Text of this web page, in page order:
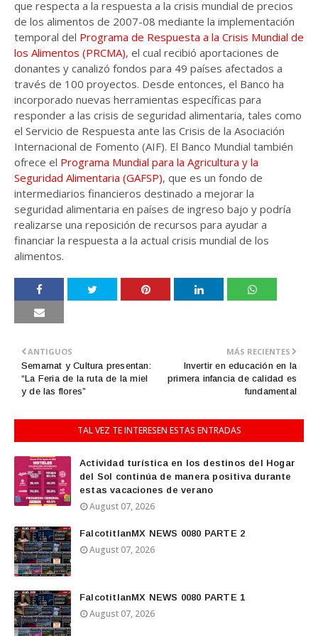
que respecta a la respuesta a la crisis mundial de precios
de los alimentos de 2007-08 mediante la implementación
temporal del Programa de Respuesta a la Crisis Mundial de
los Alimentos (PRCMA), el cual recibió aportaciones de
donantes y canalizó fondos para 49 países afectados a
través de 100 proyectos. Desde entonces, el Banco ha
incorporado nuevas herramientas específicas para
responder a las crisis de seguridad alimentaria, tales como
el Servicio de Respuesta ante las Crisis de la Asociación
Internacional de Fomento (AIF). El Banco Mundial también
ofrece el Programa Mundial para la Agricultura y la
Seguridad Alimentaria (GAFSP), que es un fondo de
intermediarios financieros destinado a mejorar la
seguridad alimentaria en países de ingreso bajo y podría
realizarse una reposición de recursos para ayudar a
financiar la respuesta a la actual crisis mundial de los
alimentos.
MÁS RECIENTES
Invertir en educación en la
primera infancia de calidad es
fundamental
ANTIGUOS
Semarnat y Cultura presentan:
“La Feria de la ruta de la miel
y de las flores”
TAL VEZ TE INTERESEN ESTAS ENTRADAS
Actividad turística en los destinos del Hogar
del Sol continúa de manera positiva durante
estas vacaciones de verano
August 07, 2026
FalcotitlanMX NEWS 0080 PARTE 2
August 07, 2026
FalcotitlanMX NEWS 0080 PARTE 1
August 07, 2026